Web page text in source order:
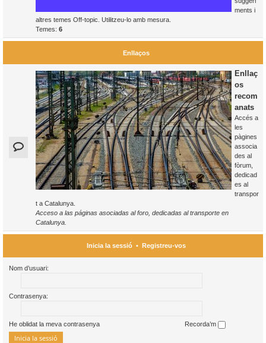
ments i
altres temes Off-topic. Utilitzeu-lo amb mesura.
Temes: 6
Enllaços
Enllaç
os
recom
anats
Accés a
les
pàgines
associa
des al
fòrum,
dedicad
es al
transpor
t a Catalunya.
Acceso a las páginas asociadas al foro, dedicadas al transporte en
Catalunya.
Inicia la sessió• Registreu-vos
Nom d’usuari:
Contrasenya:
He oblidat la meva contrasenya Recorda’m